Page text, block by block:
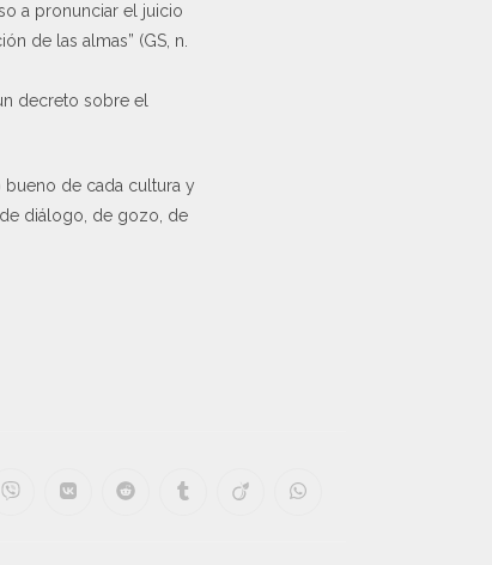
a pronunciar el juicio
de las almas” (GS, n.
decreto sobre el
de cada cultura y
diálogo, de gozo, de